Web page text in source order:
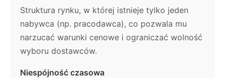
Struktura rynku, w której istnieje tylko jeden
nabywca (np. pracodawca), co pozwala mu
narzucać warunki cenowe i ograniczać wolność
wyboru dostawców.
Niespójność czasowa